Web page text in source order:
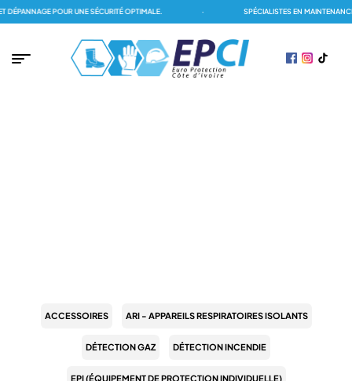
POUR UNE SÉCURITÉ OPTIMALE. SPÉCIALISTES EN MAINTENANCE
ACCESSOIRES ARI - APPAREILS RESPIRATOIRES ISOLANTS
DÉTECTION GAZ DÉTECTION INCENDIE
EPI (ÉQUIPEMENT DE PROTECTION INDIVIDUELLE)